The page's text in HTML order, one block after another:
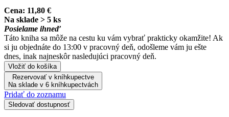
Cena: 11,80 €
Na sklade > 5 ks
Posielame ihneď
Táto kniha sa môže na cestu ku vám vybrať prakticky okamžite! Ak
si ju objednáte do 13:00 v pracovný deň, odošleme vám ju ešte
dnes, inak najneskôr nasledujúci pracovný deň.
Vložiť do košíka
Rezervovať v kníhkupectve
Na sklade v 6 kníhkupectvách
Pridať do zoznamu
Sledovať dostupnosť